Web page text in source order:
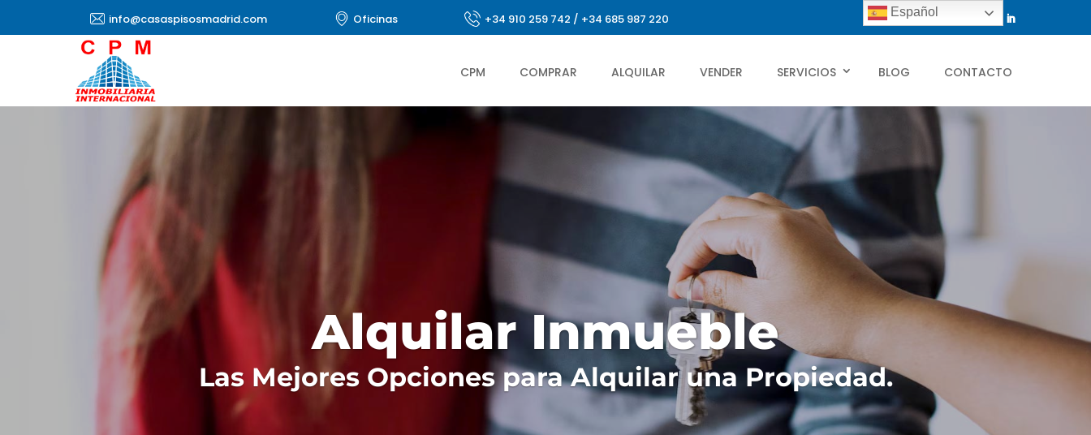
info@casaspisosmadrid.com Oficinas +34 910 259 742 / +34 685 987 220
CPM COMPRAR ALQUILAR VENDER SERVICIOS BLOG CONTACTO
Alquilar Inmueble
Las Mejores Opciones para Alquilar una Propiedad.
Español